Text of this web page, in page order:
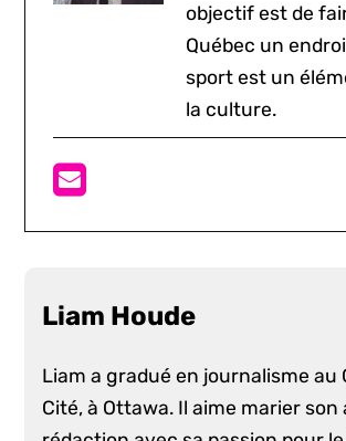
objectif est de
Québec un
sport est un
la culture.
Liam Houde
Liam a gradué en journalisme au
Cité, à Ottawa. Il aime marier son